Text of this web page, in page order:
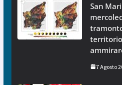
San
7 Agosto